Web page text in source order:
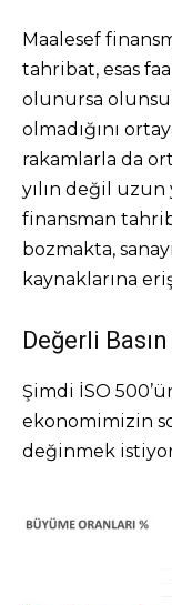
Maalesef
tahribat, esas
olunursa
olmadığını
rakamlarla da
yılın değil uzun
finansman
bozmakta,
kaynaklarına
Değerli
Şimdi İSO
ekonomimizin
değinmek